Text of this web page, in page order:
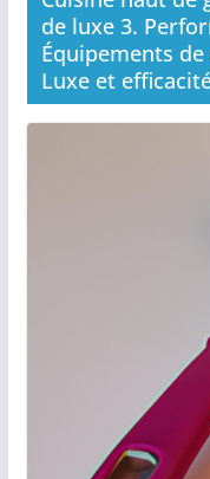
de luxe 3.
Équipements
Luxe et